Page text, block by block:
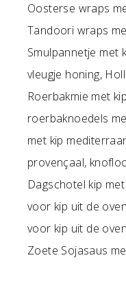
Oosterse wraps
Tandoori wraps
Smulpannetje met
vleugje honing,
Roerbakmie met
roerbaknoedels
met kip
provençaal,
Dagschotel kip
voor kip uit de
voor kip uit de
Zoete Sojasaus